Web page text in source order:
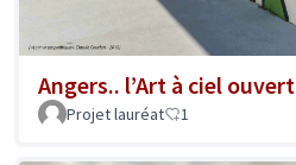
Angers.. l’Art à ciel ouvert
Projet lauréat 1